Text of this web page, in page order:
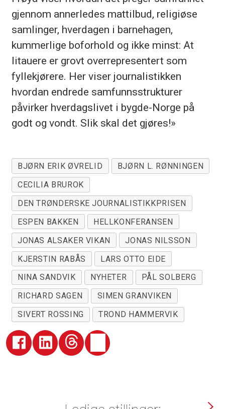
gjennom annerledes mattilbud, religiøse
samlinger, hverdagen i barnehagen,
kummerlige boforhold og ikke minst: At
litauere er grovt overrepresentert som
fyllekjørere. Her viser journalistikken
hvordan endrede samfunnsstrukturer
påvirker hverdagslivet i bygde-Norge på
godt og vondt. Slik skal det gjøres!»
BJØRN ERIK ØVRELID
BJØRN L. RØNNINGEN
CECILIA BRUROK
DEN TRØNDERSKE JOURNALISTIKKPRISEN
ESPEN BAKKEN
HELLKONFERANSEN
JONAS ALSAKER VIKAN
JONAS NILSSON
KJERSTIN RABÅS
LARS OTTO EIDE
NINA SANDVIK
NYHETER
PÅL SOLBERG
RICHARD SAGEN
SIMEN GRANVIKEN
SIVERT ROSSING
TROND HAMMERVIK